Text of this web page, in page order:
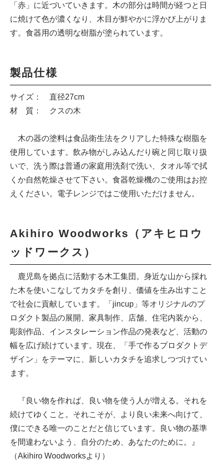
「赤」に近づいていきます。木の部分は時間が経つと日
に焼けて色が濃くなり、木目が鮮やかに浮かび上がりま
す。食器用の透明な樹脂が塗られています。
製品仕様
サイズ： 直径27cm
材 質： クスの木
木の器の塗料は食品衛生法をクリアした特殊な樹脂を
使用しています。飲み物がしみ込んだり碗と同じ取り扱
いで、洗う際は普通の家庭用洗剤で洗い、タオル等で拭
くか自然乾燥させて下さい。食器乾燥機のご使用はお控
えください。電子レンジではご使用いただけません。
Akihiro Woodworks（アキヒロウ
ッドワークス）
鹿児島を拠点に活動する木工集団。身近な山から採れ
た木を使いこなしてカタチを創り、価値を生み出すこと
で社会に貢献しています。「jincup」等オリジナルのプ
ロダクト製品の展開、家具制作、店舗、住宅内装から、
彫刻作品、インスタレーション作品の発表など、活動の
幅を広げ続けています。現在、「手で作るプロダクトデ
ザイン」をテーマに、新しいカタチを追求しつづけてい
ます。
『良い物を作れば、良い物を使う人が増える。それを
続けてゆくこと。それこそが、より良い未来へ向けて、
僕にできる唯一のことだと信じています。良い物の基準
を間違わないよう、自分のため、あなたのために。』
（Akihiro Woodworksより）